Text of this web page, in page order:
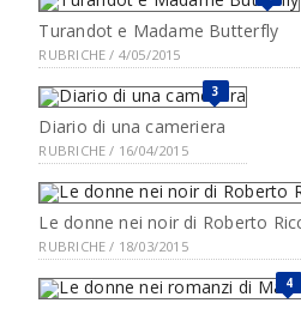
Turandot e Madame Butterfly
RUBRICHE / 4/05/2015
3
Diario di una cameriera
RUBRICHE / 16/04/2015
Le donne nei noir di Roberto
RUBRICHE / 18/03/2015
4